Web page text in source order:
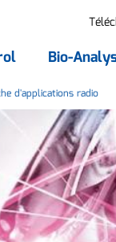
Bio-
d'applications radio